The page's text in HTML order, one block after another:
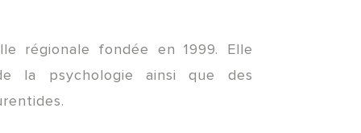
régionale fondée en 1999. Elle
la psychologie ainsi que des